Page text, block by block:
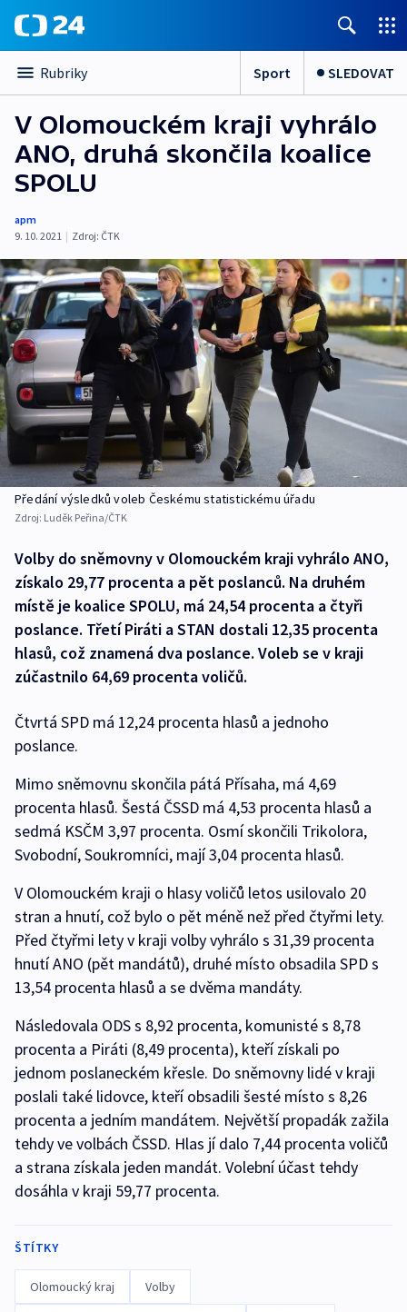
Rubriky Sport SLEDOVAT
V Olomouckém kraji vyhrálo
ANO, druhá skončila koalice
SPOLU
apm
9. 10. 2021 | Zdroj: ČTK
Předání výsledků voleb Českému statistickému úřadu
Zdroj: Luděk Peřina/ČTK
Volby do sněmovny v Olomouckém kraji vyhrálo ANO,
získalo 29,77 procenta a pět poslanců. Na druhém
místě je koalice SPOLU, má 24,54 procenta a čtyři
poslance. Třetí Piráti a STAN dostali 12,35 procenta
hlasů, což znamená dva poslance. Voleb se v kraji
zúčastnilo 64,69 procenta voličů.
Čtvrtá SPD má 12,24 procenta hlasů a jednoho
poslance.
Mimo sněmovnu skončila pátá Přísaha, má 4,69
procenta hlasů. Šestá ČSSD má 4,53 procenta hlasů a
sedmá KSČM 3,97 procenta. Osmí skončili Trikolora,
Svobodní, Soukromníci, mají 3,04 procenta hlasů.
V Olomouckém kraji o hlasy voličů letos usilovalo 20
stran a hnutí, což bylo o pět méně než před čtyřmi lety.
Před čtyřmi lety v kraji volby vyhrálo s 31,39 procenta
hnutí ANO (pět mandátů), druhé místo obsadila SPD s
13,54 procenta hlasů a se dvěma mandáty.
Následovala ODS s 8,92 procenta, komunisté s 8,78
procenta a Piráti (8,49 procenta), kteří získali po
jednom poslaneckém křesle. Do sněmovny lidé v kraji
poslali také lidovce, kteří obsadili šesté místo s 8,26
procenta a jedním mandátem. Největší propadák zažila
tehdy ve volbách ČSSD. Hlas jí dalo 7,44 procenta voličů
a strana získala jeden mandát. Volební účast tehdy
dosáhla v kraji 59,77 procenta.
ŠTÍTKY
Olomoucký kraj Volby